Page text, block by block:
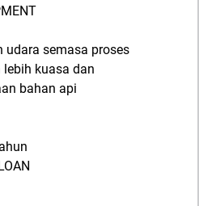
udara semasa proses
kuasa dan
bahan api